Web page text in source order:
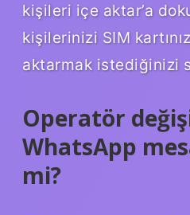
kişileri içe aktar’a
kişilerinizi SIM
aktarmak istediğinizi
Operatör
WhatsApp
mi?